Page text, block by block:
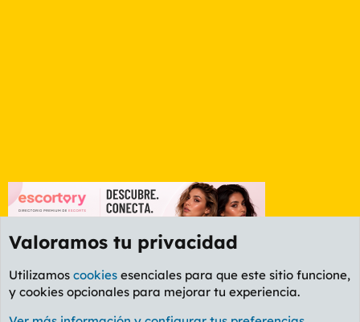
Foro General
Valoramos tu privacidad
Utilizamos cookies esenciales para que este sitio funcione,
y cookies opcionales para mejorar tu experiencia.